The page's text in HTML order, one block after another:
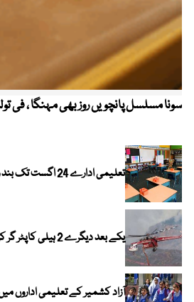
سونا مسلسل پانچویں روز بھی مہنگا ، فی
تعلیمی ادارے 24 اگست تک بند رہیں گے، رانا سکندر حیات
یکے بعد دیگرے 2 ہیلی کاپٹر گر کر تباہ؛ متعدد ہلاکتیں
آزاد کشمیر کے تعلیمی اداروں